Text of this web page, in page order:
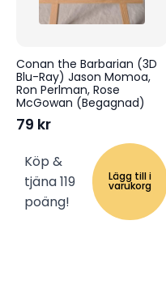
Conan the Barbarian (3D
Blu-Ray) Jason Momoa,
Ron Perlman, Rose
McGowan (Begagnad)
79 kr
Köp &
tjäna 119
poäng!
Lägg till i
varukorg